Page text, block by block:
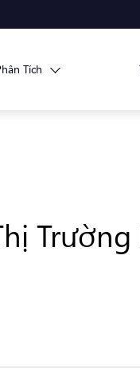
Tích
Trường